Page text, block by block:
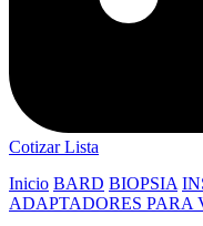
Cotizar Lista
Inicio BARD BIOPSIA
ADAPTADORES PARA